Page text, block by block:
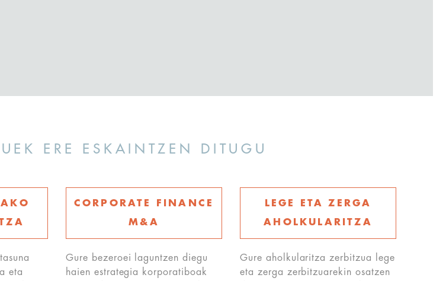
ERE ESKAINTZEN DITUGU
eta
CORPORATE FINANCE
M&A
Gure bezeroei laguntzen diegu
haien estrategia korporatiboak
LEGE ETA ZERGA
AHOLKULARITZA
Gure aholkularitza zerbitzua lege
eta zerga zerbitzuarekin osatzen